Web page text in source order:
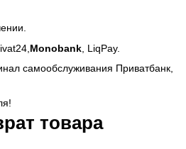
Monobank LiqPay.
самообслуживания Приватбанк,
товара